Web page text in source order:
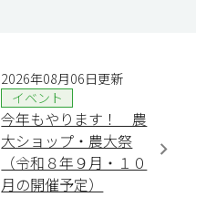
2026年08月06日更新
イベント
今年もやります！ 農
大ショップ・農大祭
（令和８年９月・１０
月の開催予定）